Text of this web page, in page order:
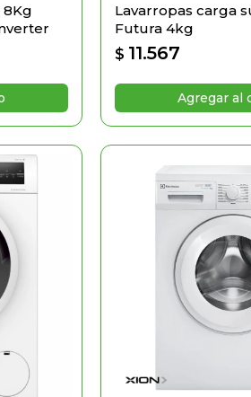
Lavarropas carga
Futura 4kg
$ 11.567